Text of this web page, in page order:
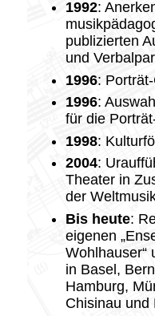
1992:
publizierten
und
1996:
1996:
für die
1998:
2004:
Theater in
der
Bis heute:
eigenen
Wohlhauser“
in Basel,
Hamburg,
Chisinau und